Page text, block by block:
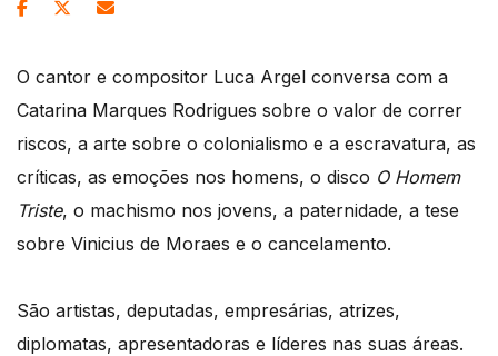
O cantor e compositor Luca Argel conversa com a
Catarina Marques Rodrigues sobre o valor de correr
riscos, a arte sobre o colonialismo e a escravatura, as
críticas, as emoções nos homens, o disco O Homem
Triste, o machismo nos jovens, a paternidade, a tese
sobre Vinicius de Moraes e o cancelamento.
São artistas, deputadas, empresárias, atrizes,
diplomatas, apresentadoras e líderes nas suas áreas.